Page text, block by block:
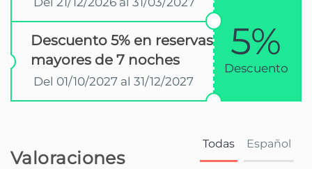
Descuento 5% en reservas
mayores de 7 noches
Del 01/10/2027 al 31/12/2027
5%
Descuento
Valoraciones
Todas Español